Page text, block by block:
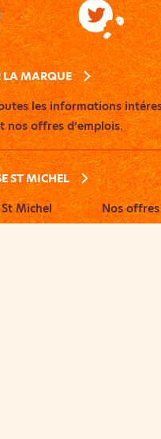
LA MARQUE
les informations
nos offres d’emplois.
ST MICHEL
Michel
Nos